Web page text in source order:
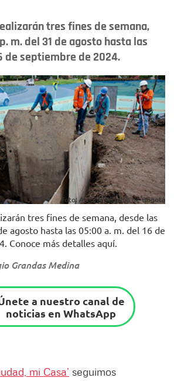
tres fines de semana,
m. del 31 de agosto hasta las
de septiembre de 2024.
Foto: Archivo Alcaldía de Bogotá
tres fines de semana, desde las
agosto hasta las 05:00 a. m. del 16 de
Conoce más detalles aquí.
Grandas Medina
a nuestro canal de
noticias en WhatsApp
mi Casa’ seguimos